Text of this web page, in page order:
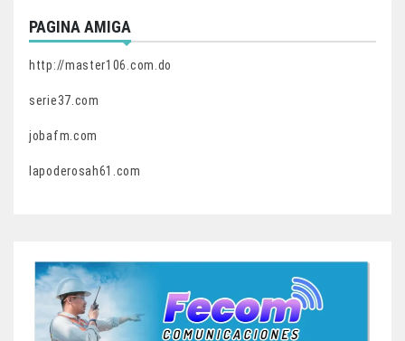
PAGINA AMIGA
http://master106.com.do
serie37.com
jobafm.com
lapoderosah61.com